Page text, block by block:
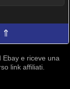
⇑
Ebay e riceve una
link affiliati.